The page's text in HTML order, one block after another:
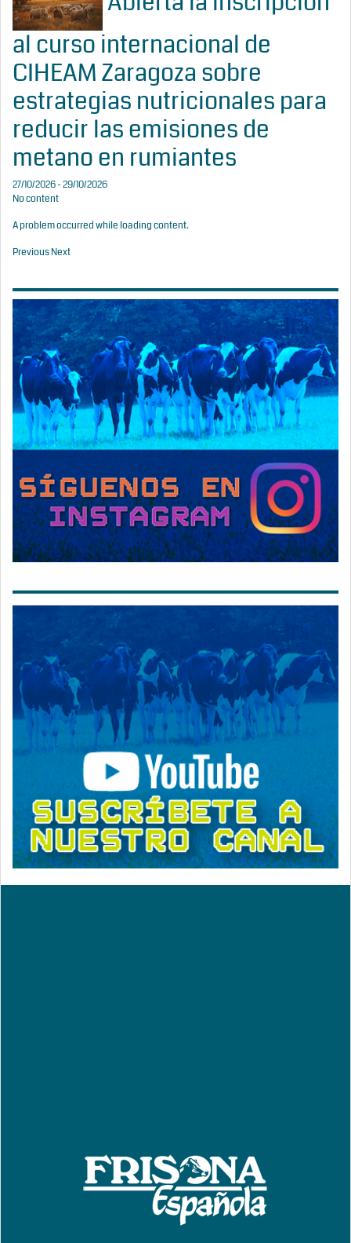
al curso internacional de
CIHEAM Zaragoza sobre
estrategias nutricionales para
reducir las emisiones de
metano en rumiantes
27/10/2026 - 29/10/2026
No content
A problem occurred while loading content.
PreviousNext